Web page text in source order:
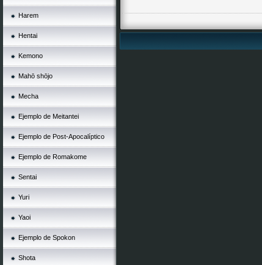
Harem
Hentai
Kemono
Mahō shōjo
Mecha
Ejemplo de Meitantei
Ejemplo de Post-Apocalíptico
Ejemplo de Romakome
Sentai
Yuri
Yaoi
Ejemplo de Spokon
Shota